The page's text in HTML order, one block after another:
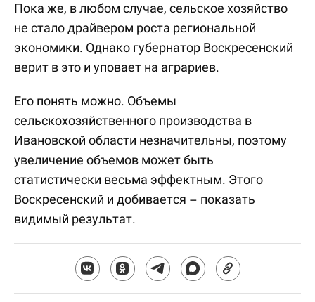
Пока же, в любом случае, сельское хозяйство
не стало драйвером роста региональной
экономики. Однако губернатор Воскресенский
верит в это и уповает на аграриев.
Его понять можно. Объемы
сельскохозяйственного производства в
Ивановской области незначительны, поэтому
увеличение объемов может быть
статистически весьма эффектным. Этого
Воскресенский и добивается – показать
видимый результат.